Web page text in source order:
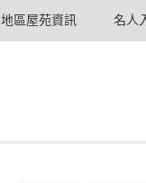
地區屋苑資訊 名人